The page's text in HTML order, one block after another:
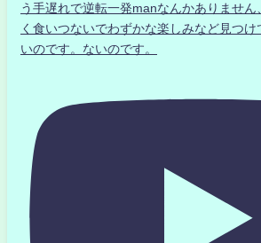
う手遅れで逆転一発manなんかありません
く食いつないでわずかな楽しみなど見つ
いのです。ないのです。